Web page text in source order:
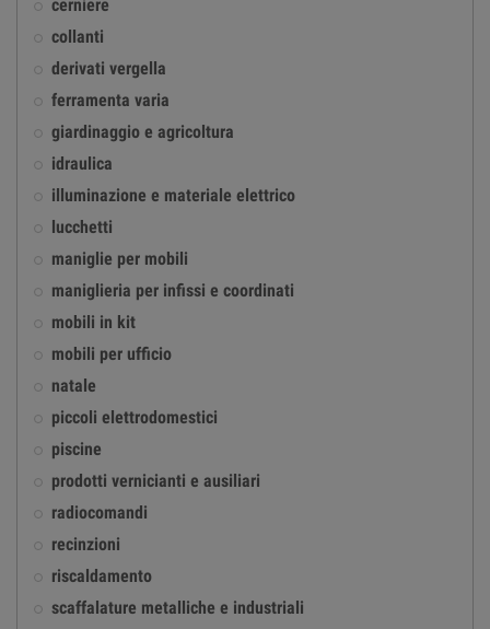
cerniere
collanti
derivati vergella
ferramenta varia
giardinaggio e agricoltura
idraulica
illuminazione e materiale elettrico
lucchetti
maniglie per mobili
maniglieria per infissi e coordinati
mobili in kit
mobili per ufficio
natale
piccoli elettrodomestici
piscine
prodotti vernicianti e ausiliari
radiocomandi
recinzioni
riscaldamento
scaffalature metalliche e industriali